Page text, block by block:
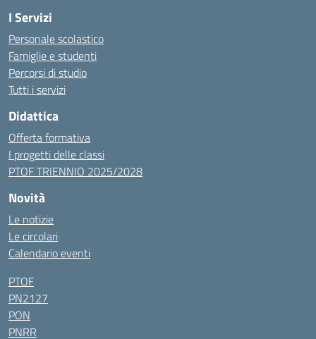
I Servizi
Personale scolastico
Famiglie e studenti
Percorsi di studio
Tutti i servizi
Didattica
Offerta formativa
I progetti delle classi
PTOF TRIENNIO 2025/2028
Novità
Le notizie
Le circolari
Calendario eventi
PTOF
PN2127
PON
PNRR